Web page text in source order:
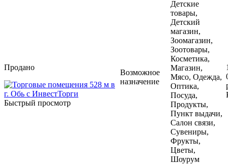
Продано
Быстрый просмотр
Возможное
назначение
Детские
товары,
Детский
магазин,
Зоомагазин,
Зоотовары,
Косметика,
Магазин,
Мясо, Одежда,
Оптика,
Посуда,
Продукты,
Пункт выдачи,
Салон связи,
Сувениры,
Фрукты,
Цветы,
Шоурум